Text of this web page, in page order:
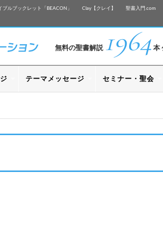
ブルブックレット「BEACON」 Clay【クレイ】 聖書入門.com
無料の聖書解説 1964 本
テーマメッセージ セミナー・聖会